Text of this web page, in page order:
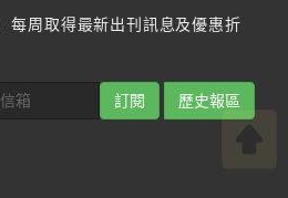
每周取得最新出刊訊息及優惠折
訂閱 歷史報區